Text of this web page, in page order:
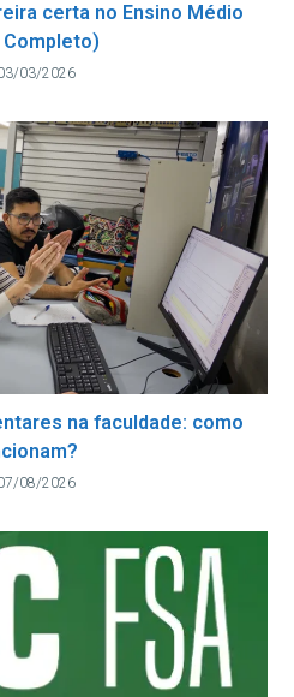
certa no Ensino Médio
Completo)
03/2026
na faculdade: como
08/2026